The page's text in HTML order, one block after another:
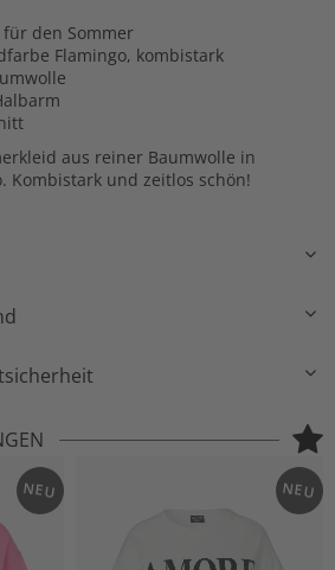
den Sommer
Flamingo, kombistark
aus reiner Baumwolle in
Kombistark und zeitlos schön!
NEU NEU